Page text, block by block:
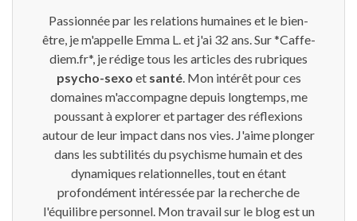
Passionnée par les relations humaines et le bien-
être, je m'appelle Emma L. et j'ai 32 ans. Sur *Caffe-
diem.fr*, je rédige tous les articles des rubriques
psycho-sexo et santé. Mon intérêt pour ces
domaines m'accompagne depuis longtemps, me
poussant à explorer et partager des réflexions
autour de leur impact dans nos vies. J'aime plonger
dans les subtilités du psychisme humain et des
dynamiques relationnelles, tout en étant
profondément intéressée par la recherche de
l'équilibre personnel. Mon travail sur le blog est un